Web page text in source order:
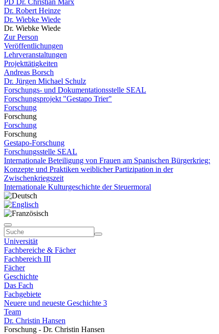
PD Dr. Christian Marx
Dr. Robert Heinze
Dr. Wiebke Wiede
Dr. Wiebke Wiede
Zur Person
Veröffentlichungen
Lehrveranstaltungen
Projekttätigkeiten
Andreas Borsch
Dr. Jürgen Michael Schulz
Forschungs- und Dokumentationsstelle SEAL
Forschungsprojekt "Gestapo Trier"
Forschung
Forschung
Forschung
Forschung
Gestapo-Forschung
Forschungsstelle SEAL
Internationale Beteiligung von Frauen am Spanischen Bürgerkrieg:
Konzepte und Praktiken weiblicher Partizipation in der
Zwischenkriegszeit
Internationale Kulturgeschichte der Steuermoral
Universität
Fachbereiche & Fächer
Fachbereich III
Fächer
Geschichte
Das Fach
Fachgebiete
Neuere und neueste Geschichte 3
Team
Dr. Christin Hansen
Forschung - Dr. Christin Hansen